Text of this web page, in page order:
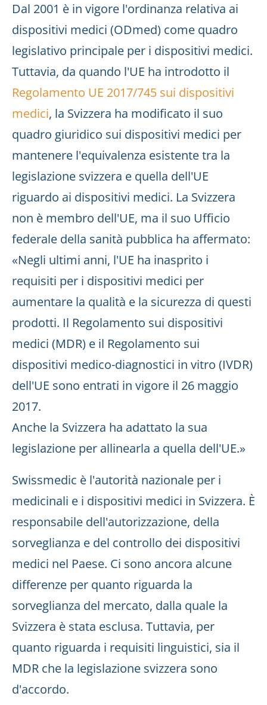
Dal 2001 è in vigore l'ordinanza relativa ai
dispositivi medici (ODmed) come quadro
legislativo principale per i dispositivi medici.
Tuttavia, da quando l'UE ha introdotto il
Regolamento UE 2017/745 sui dispositivi
medici, la Svizzera ha modificato il suo
quadro giuridico sui dispositivi medici per
mantenere l'equivalenza esistente tra la
legislazione svizzera e quella dell'UE
riguardo ai dispositivi medici. La Svizzera
non è membro dell'UE, ma il suo Ufficio
federale della sanità pubblica ha affermato:
«Negli ultimi anni, l'UE ha inasprito i
requisiti per i dispositivi medici per
aumentare la qualità e la sicurezza di questi
prodotti. Il Regolamento sui dispositivi
medici (MDR) e il Regolamento sui
dispositivi medico-diagnostici in vitro (IVDR)
dell'UE sono entrati in vigore il 26 maggio
2017.
Anche la Svizzera ha adattato la sua
legislazione per allinearla a quella dell'UE.»
Swissmedic è l'autorità nazionale per i
medicinali e i dispositivi medici in Svizzera. È
responsabile dell'autorizzazione, della
sorveglianza e del controllo dei dispositivi
medici nel Paese. Ci sono ancora alcune
differenze per quanto riguarda la
sorveglianza del mercato, dalla quale la
Svizzera è stata esclusa. Tuttavia, per
quanto riguarda i requisiti linguistici, sia il
MDR che la legislazione svizzera sono
d'accordo.